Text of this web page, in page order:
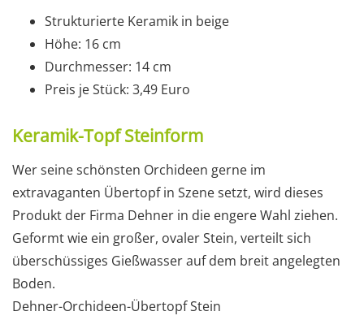
Strukturierte Keramik in beige
Höhe: 16 cm
Durchmesser: 14 cm
Preis je Stück: 3,49 Euro
Keramik-Topf Steinform
Wer seine schönsten Orchideen gerne im
extravaganten Übertopf in Szene setzt, wird dieses
Produkt der Firma Dehner in die engere Wahl ziehen.
Geformt wie ein großer, ovaler Stein, verteilt sich
überschüssiges Gießwasser auf dem breit angelegten
Boden.
Dehner-Orchideen-Übertopf Stein